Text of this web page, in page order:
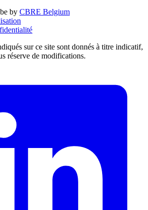
by CBRE Belgium
sur ce site sont donnés à titre indicatif,
réserve de modifications.